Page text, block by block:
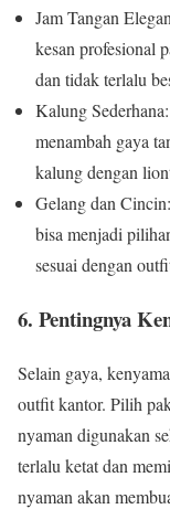
Jam Tangan
kesan profesional
dan tidak terlalu
Kalung
menambah gaya
kalung dengan
Gelang dan
bisa menjadi
sesuai dengan
6. Pentingnya
Selain gaya,
outfit kantor. Pilih
nyaman digunakan
terlalu ketat dan
nyaman akan